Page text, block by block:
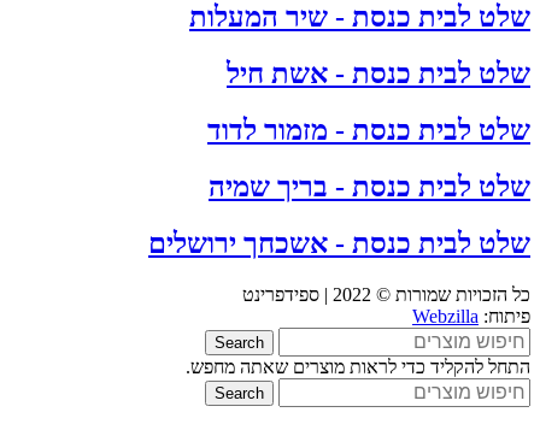
שלט לבית כנסת - שיר המעלות
שלט לבית כנסת - אשת חיל
שלט לבית כנסת - מזמור לדוד
שלט לבית כנסת - בריך שמיה
שלט לבית כנסת - אשכחך ירושלים
כל הזכויות שמורות © 2022 | ספידפרינט
פיתוח: Webzilla
Search
התחל להקליד כדי לראות מוצרים שאתה מחפש.
Search